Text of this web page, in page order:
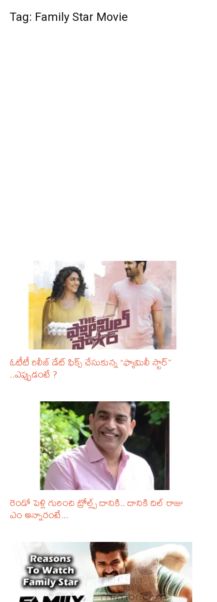
Tag: Family Star Movie
ఓటీటీ రిలీజ్ డేట్ ఫిక్స్ చేసుకున్న “ఫ్యామిలీ స్టార్”
..ఎప్పుడంటే ?
రెండో పెళ్లి గురించి ట్రోల్ల్స్ దానికి.. దానికి దిల్ రాజు
ఎం అన్నారంటే...